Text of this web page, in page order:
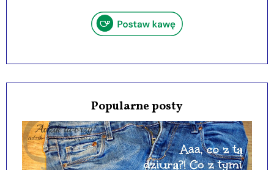
Popularne posty